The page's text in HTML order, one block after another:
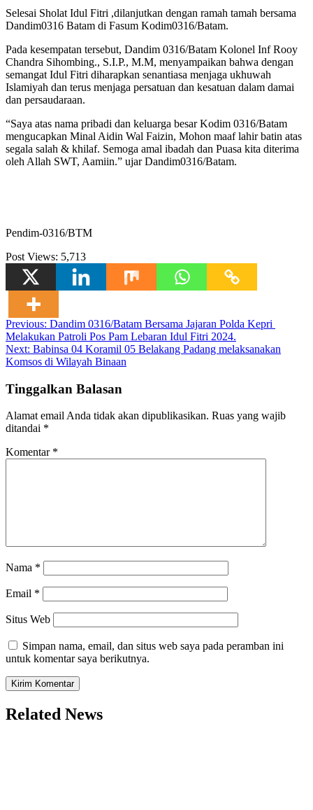
Selesai Sholat Idul Fitri ,dilanjutkan dengan ramah tamah bersama
Dandim0316 Batam di Fasum Kodim0316/Batam.
Pada kesempatan tersebut, Dandim 0316/Batam Kolonel Inf Rooy
Chandra Sihombing., S.I.P., M.M, menyampaikan bahwa dengan
semangat Idul Fitri diharapkan senantiasa menjaga ukhuwah
Islamiyah dan terus menjaga persatuan dan kesatuan dalam damai
dan persaudaraan.
“Saya atas nama pribadi dan keluarga besar Kodim 0316/Batam
mengucapkan Minal Aidin Wal Faizin, Mohon maaf lahir batin atas
segala salah & khilaf. Semoga amal ibadah dan Puasa kita diterima
oleh Allah SWT, Aamiin.” ujar Dandim0316/Batam.
Pendim-0316/BTM
Post Views: 5,713
Navigasi
pos
Previous: Dandim 0316/Batam Bersama Jajaran Polda Kepri
Melakukan Patroli Pos Pam Lebaran Idul Fitri 2024.
Next: Babinsa 04 Koramil 05 Belakang Padang melaksanakan
Komsos di Wilayah Binaan
Tinggalkan Balasan
Alamat email Anda tidak akan dipublikasikan. Ruas yang wajib
ditandai *
Komentar *
Nama *
Email *
Situs Web
Simpan nama, email, dan situs web saya pada peramban ini
untuk komentar saya berikutnya.
Related News